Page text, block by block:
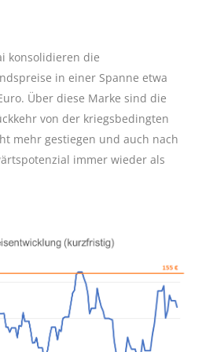
konsolidieren die
in einer Spanne etwa
Über diese Marke sind die
von der kriegsbedingten
mehr gestiegen und auch nach
immer wieder als